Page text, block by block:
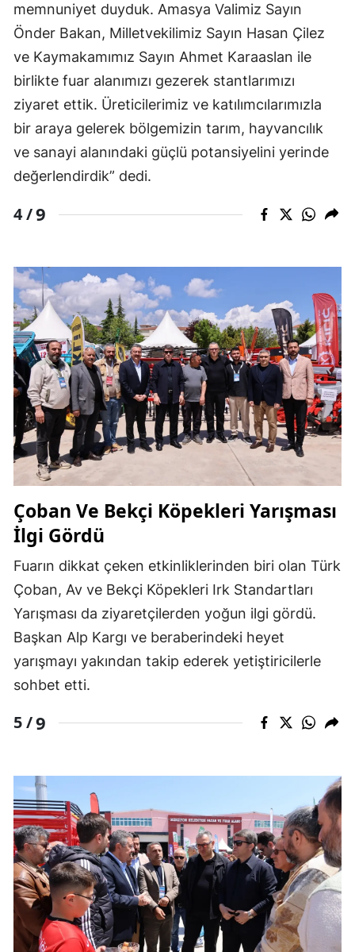
memnuniyet duyduk. Amasya Valimiz Sayın
Önder Bakan, Milletvekilimiz Sayın Hasan Çilez
ve Kaymakamımız Sayın Ahmet Karaaslan ile
birlikte fuar alanımızı gezerek stantlarımızı
ziyaret ettik. Üreticilerimiz ve katılımcılarımızla
bir araya gelerek bölgemizin tarım, hayvancılık
ve sanayi alanındaki güçlü potansiyelini yerinde
değerlendirdik” dedi.
4 /9
Çoban Ve Bekçi Köpekleri Yarışması
İlgi Gördü
Fuarın dikkat çeken etkinliklerinden biri olan Türk
Çoban, Av ve Bekçi Köpekleri Irk Standartları
Yarışması da ziyaretçilerden yoğun ilgi gördü.
Başkan Alp Kargı ve beraberindeki heyet
yarışmayı yakından takip ederek yetiştiricilerle
sohbet etti.
5 /9